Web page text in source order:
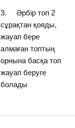
3. Әрбір топ 2
сұрақтан қояды,
жауап бере
алмаған топтың
орнына басқа топ
жауап беруге
болады